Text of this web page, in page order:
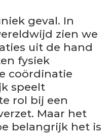
geval. In
zien we
uit de hand
fysiek
coördinatie
speelt
rol bij een
Maar het
belangrijk het is